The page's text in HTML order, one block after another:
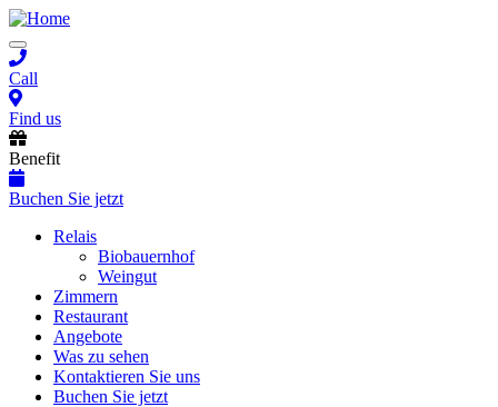
Skip
to
main
content
Toggle
navigation
Call
Find us
Benefit
Buchen Sie jetzt
Main
navigation
Relais
Biobauernhof
Weingut
Zimmern
Restaurant
Angebote
Was zu sehen
Kontaktieren Sie uns
Buchen Sie jetzt